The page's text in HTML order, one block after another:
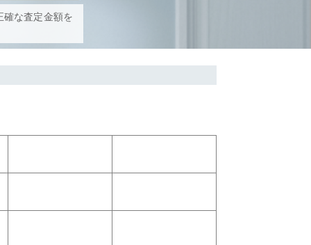
確な査定金額を